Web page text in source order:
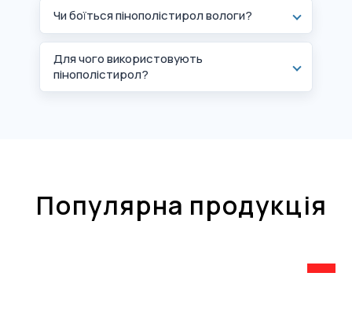
Чи боїться пінополістирол вологи?
Для чого використовують
пінополістирол?
Популярна продукція